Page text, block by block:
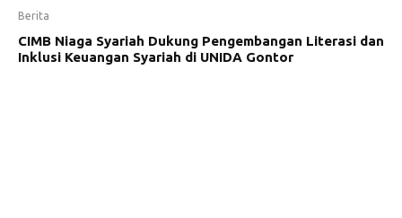
Berita
CIMB Niaga Syariah Dukung Pengembangan Literasi dan
Inklusi Keuangan Syariah di UNIDA Gontor